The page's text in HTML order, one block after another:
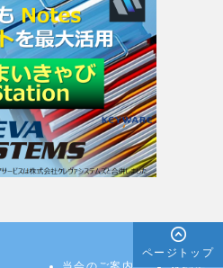
ページトップ